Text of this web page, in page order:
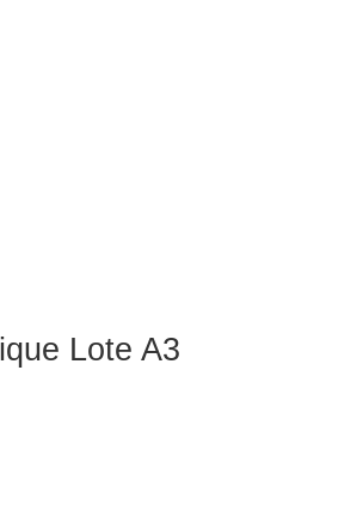
Lote A3